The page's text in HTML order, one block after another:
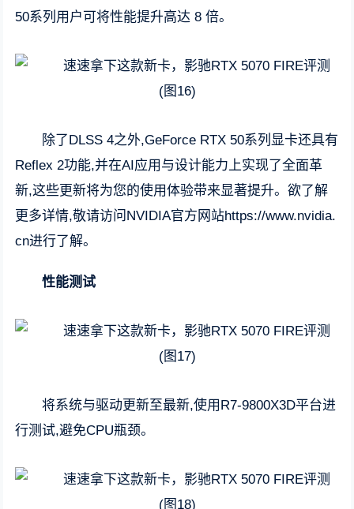
50系列用户可将性能提升高达 8 倍。
除了DLSS 4之外,GeForce RTX 50系列显卡还具有
Reflex 2功能,并在AI应用与设计能力上实现了全面革
新,这些更新将为您的使用体验带来显著提升。欲了解
更多详情,敬请访问NVIDIA官方网站https://www.nvidia.
cn进行了解。
性能测试
将系统与驱动更新至最新,使用R7-9800X3D平台进
行测试,避免CPU瓶颈。